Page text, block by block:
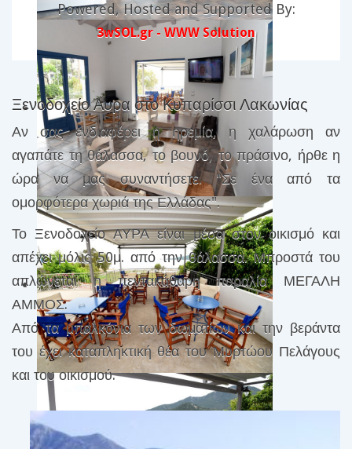
Powered, Hosted and Supported By:
3wSOL.gr - WWW Solution
Ξενοδοχείο Αυρα στο Κυπαρίσσι Λακωνίας
Αν σας ενδιαφέρει η ηρεμία, η χαλάρωση αν
αγαπάτε τη θάλασσα, το βουνό, το πράσινο, ήρθε η
ώρα να μας συναντήσετε. "Σε ένα από τα
ομορφότερα χωριά της Ελλάδας".
Το Ξενοδοχείο ΑΥΡΑ είναι μέσα στον οικισμό και
απέχει μόλις 50μ. από την θάλασσα. Μπροστά του
απλώνεται η πεντακάθαρη παραλία ΜΕΓΑΛΗ
ΑΜΜΟΣ.
Από τα μπαλκόνια των δωματίων και την βεράντα
του έχει καταπληκτική θέα του Μυρτώου Πελάγους
και του οικισμού.